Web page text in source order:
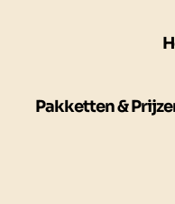
Pakketten &